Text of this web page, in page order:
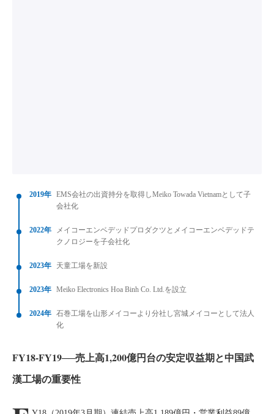
2019年 EMS会社の出資持分を取得しMeiko Towada Vietnamとして子
会社化
2022年
メイコーエンベデッドプロダクツとメイコーエンベデッドテ
クノロジーを子会社化
2023年 天童工場を新設
2023年 Meiko Electronics Hoa Binh Co. Ltd.を設立
2024年 石巻工場を山形メイコーより分社し宮城メイコーとして法人
化
FY18-FY19──売上高1,200億円台の安定収益期と中国武
漢工場の重要性